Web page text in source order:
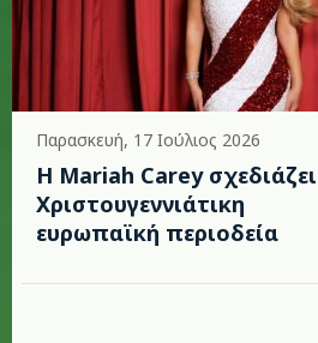
Παρασκευή, 17 Ιούλιος 2026
Η Mariah Carey σχεδιάζει
Χριστουγεννιάτικη
ευρωπαϊκή περιοδεία